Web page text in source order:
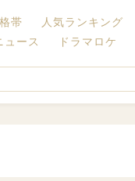
帯 人気ランキング
ュース
ドラマロケ